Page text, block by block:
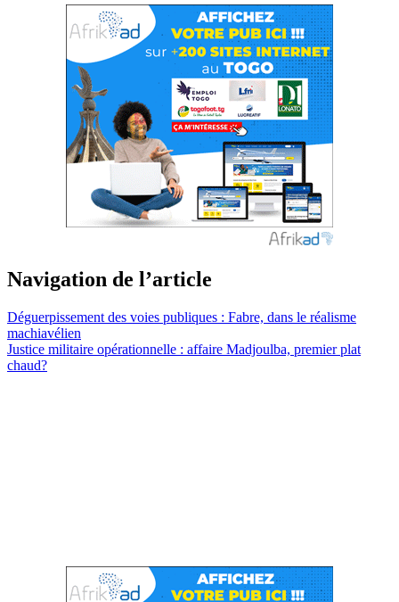
Navigation de l’article
Déguerpissement des voies publiques : Fabre, dans le réalisme
machiavélien
Justice militaire opérationnelle : affaire Madjoulba, premier plat
chaud?